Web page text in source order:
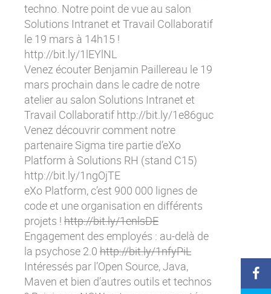
techno. Notre point de vue au salon
Solutions Intranet et Travail Collaboratif
le 19 mars à 14h15 !
http://bit.ly/1lEYlNL
Venez écouter Benjamin Paillereau le 19
mars prochain dans le cadre de notre
atelier au salon Solutions Intranet et
Travail Collaboratif http://bit.ly/1e86guc
Venez découvrir comment notre
partenaire Sigma tire partie d’eXo
Platform à Solutions RH (stand C15)
http://bit.ly/1ngOjTE
eXo Platform, c’est 900 000 lignes de
code et une organisation en différents
projets ! http://bit.ly/1enlsDE
Engagement des employés : au-delà de
la psychose 2.0 http://bit.ly/1nfyPiL
Intéressés par l’Open Source, Java,
Maven et bien d’autres outils et technos